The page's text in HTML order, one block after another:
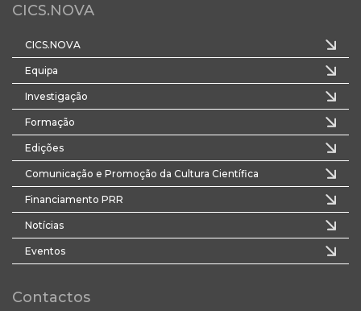
CICS.NOVA
CICS.NOVA
Equipa
Investigação
Formação
Edições
Comunicação e Promoção da Cultura Científica
Financiamento PRR
Notícias
Eventos
Contactos